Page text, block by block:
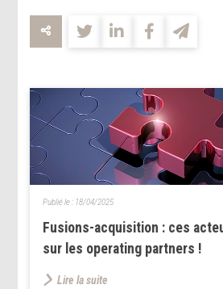
Fusions-acquisition : ces
sur les operating partners !
Publié le : 18/04/2025
Lire la suite